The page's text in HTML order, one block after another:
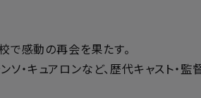
で感動の再会を果たす。
ソ・キュアロンなど、歴代キャスト・